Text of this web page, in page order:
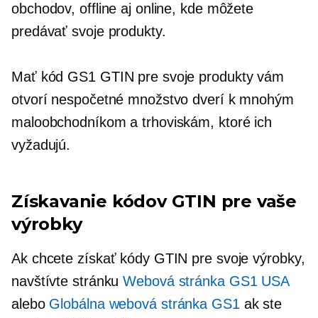
obchodov, offline aj online, kde môžete
predávať svoje produkty.
Mať kód GS1 GTIN pre svoje produkty vám
otvorí nespočetné množstvo dverí k mnohým
maloobchodníkom a trhoviskám, ktoré ich
vyžadujú.
Získavanie kódov GTIN pre vaše
výrobky
Ak chcete získať kódy GTIN pre svoje výrobky,
navštívte stránkuWebová stránka GS1 USA
alebo Globálna webová stránka GS1 ak ste